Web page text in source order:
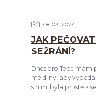
08 03 2024
JAK
SEŽRÁNÍ?
Dnes pro Tebe mám
mé dílny, aby
s nimi byla prostě k